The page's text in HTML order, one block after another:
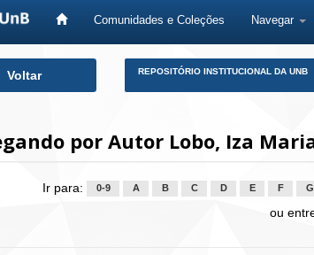
Comunidades e Coleções Navegar
Voltar REPOSITÓRIO INSTITUCIONAL DA UNB
por Autor Lobo, Iza
Ir para: 0-9 A B C D E F G
ou